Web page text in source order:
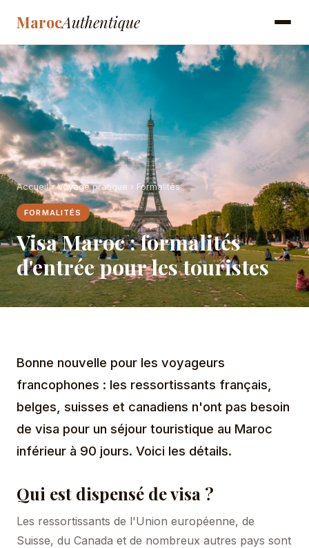
MarocAuthentique
Accueil›Voyage pratique › Formalités
FORMALITÉS
Visa Maroc : formalités
d'entrée pour les touristes
Bonne nouvelle pour les voyageurs
francophones : les ressortissants français,
belges, suisses et canadiens n'ont pas besoin
de visa pour un séjour touristique au Maroc
inférieur à 90 jours. Voici les détails.
Qui est dispensé de visa ?
Les ressortissants de l'Union européenne, de
Suisse, du Canada et de nombreux autres pays sont